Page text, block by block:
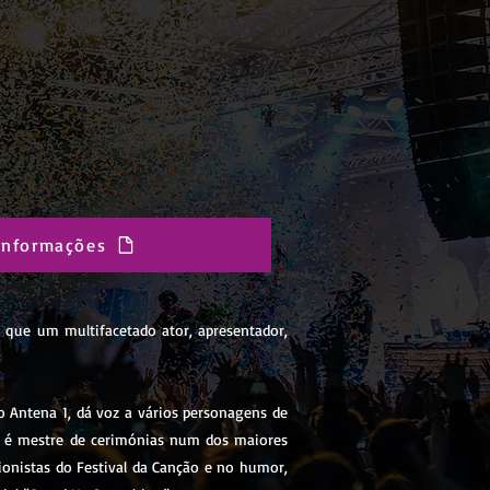
um multifacetado ator, apresentador,
1, dá voz a vários personagens de
é mestre de cerimónias num dos maiores
do Festival da Canção e no humor,